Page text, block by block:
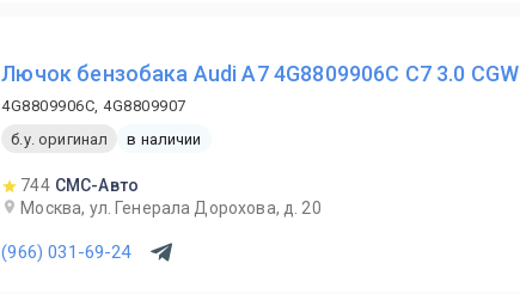
Лючок бензобака Audi A7 4G8809906C C7 3.0 CGW
4G8809906C, 4G8809907
б.у. оригинал
в наличии
744 СМС-Авто
Москва, ул. Генерала Дорохова, д. 20
(966) 031-69-24